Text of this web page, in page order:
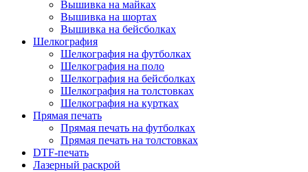
Вышивка на майках
Вышивка на шортах
Вышивка на бейсболках
Шелкография
Шелкография на футболках
Шелкография на поло
Шелкография на бейсболках
Шелкография на толстовках
Шелкография на куртках
Прямая печать
Прямая печать на футболках
Прямая печать на толстовках
DTF-печать
Лазерный раскрой